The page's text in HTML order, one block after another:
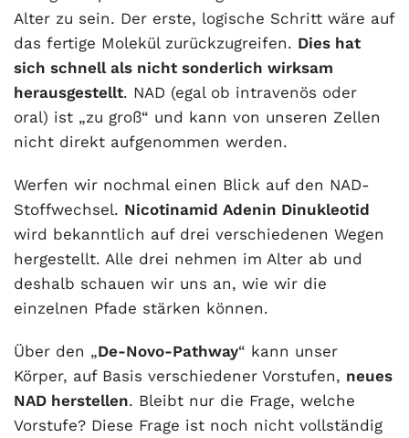
Alter zu sein. Der erste, logische Schritt wäre auf
das fertige Molekül zurückzugreifen. Dies hat
sich schnell als nicht sonderlich wirksam
herausgestellt. NAD (egal ob intravenös oder
oral) ist „zu groß“ und kann von unseren Zellen
nicht direkt aufgenommen werden.
Werfen wir nochmal einen Blick auf den NAD-
Stoffwechsel. Nicotinamid Adenin Dinukleotid
wird bekanntlich auf drei verschiedenen Wegen
hergestellt. Alle drei nehmen im Alter ab und
deshalb schauen wir uns an, wie wir die
einzelnen Pfade stärken können.
Über den „De-Novo-Pathway“ kann unser
Körper, auf Basis verschiedener Vorstufen, neues
NAD herstellen. Bleibt nur die Frage, welche
Vorstufe? Diese Frage ist noch nicht vollständig